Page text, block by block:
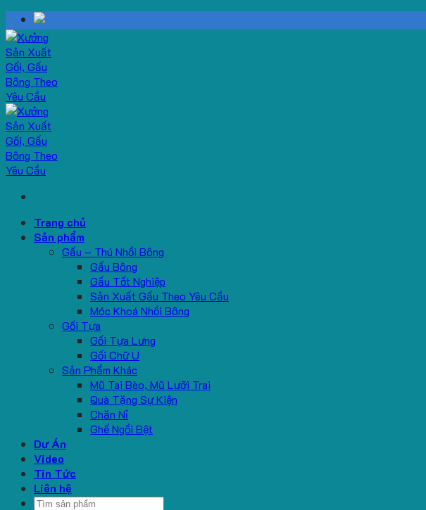
Skip
to
content
Trang chủ
Sản phẩm
Gấu – Thú Nhồi Bông
Gấu Bông
Gấu Tốt Nghiệp
Sản Xuất Gấu Theo Yêu Cầu
Móc Khoá Nhồi Bông
Gối Tựa
Gối Tựa Lưng
Gối Chữ U
Sản Phẩm Khác
Mũ Tai Bèo, Mũ Lưỡi Trai
Quà Tặng Sự Kiện
Chăn Nỉ
Ghế Ngồi Bệt
Dự Án
Video
Tin Tức
Liên hệ
Search